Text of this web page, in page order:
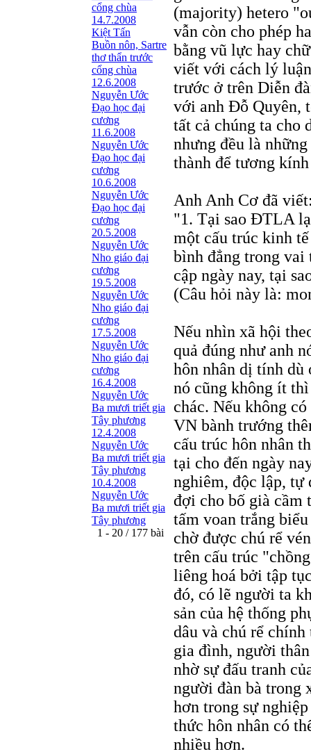
cổng chùa
14.7.2008
Kiệt Tấn
Buồn nôn, Sartre
thơ thẩn trước
cổng chùa
12.6.2008
Nguyễn Ước
Ðạo học đại
cương
11.6.2008
Nguyễn Ước
Ðạo học đại
cương
10.6.2008
Nguyễn Ước
Ðạo học đại
cương
20.5.2008
Nguyễn Ước
Nho giáo đại
cương
19.5.2008
Nguyễn Ước
Nho giáo đại
cương
17.5.2008
Nguyễn Ước
Nho giáo đại
cương
16.4.2008
Nguyễn Ước
Ba mươi triết gia
Tây phương
12.4.2008
Nguyễn Ước
Ba mươi triết gia
Tây phương
10.4.2008
Nguyễn Ước
Ba mươi triết gia
Tây phương
1 - 20 / 177 bài
(majority) hetero
vẫn còn cho phép
bằng vũ lực hay
viết với cách lý
trước ở trên Diễn
với anh Ðỗ Quyên,
tất cả chúng ta cho
nhưng đều là
thành để tương
Anh Anh Cơ đã
"1. Tại sao ÐTLA
một cấu trúc kinh
bình đẳng trong
cập ngày nay, tại
(Câu hỏi này là:
Nếu nhìn xã hội
quả đúng như anh
hôn nhân dị tính dù
nó cũng không ít
chác. Nếu không
VN bành trướng
cấu trúc hôn nhân
tại cho đến ngày
nghiêm, độc lập, tự
đợi cho bố già cầm
tấm voan trắng
chờ được chú rể
trên cấu trúc
liêng hoá bởi tập
đó, có lẽ người ta
sản của hệ thống
dâu và chú rể
gia đình, người
nhờ sự đấu tranh
người đàn bà trong
hơn trong sự
thức hôn nhân có
nhiều hơn.